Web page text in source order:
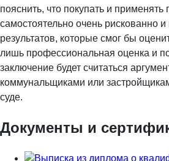
пояснить, что покупать и применять
самостоятельно очень рискованно
результатов, которые смог бы
лишь профессиональная оценка и
заключение будет считаться
коммунальщиками или
суде.
Документы и